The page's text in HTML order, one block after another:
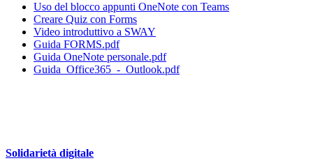
Uso del blocco appunti OneNote con Teams
Creare Quiz con Forms
Video introduttivo a SWAY
Guida FORMS.pdf
Guida OneNote personale.pdf
Guida_Office365_-_Outlook.pdf
Solidarietà digitale